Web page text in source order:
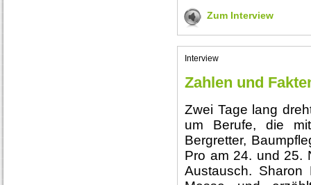
Zum Interview
Interview
Zahlen und
Zwei Tage lang
um Berufe, die
Bergretter,
Pro am 24. und 25.
Austausch. Sharon